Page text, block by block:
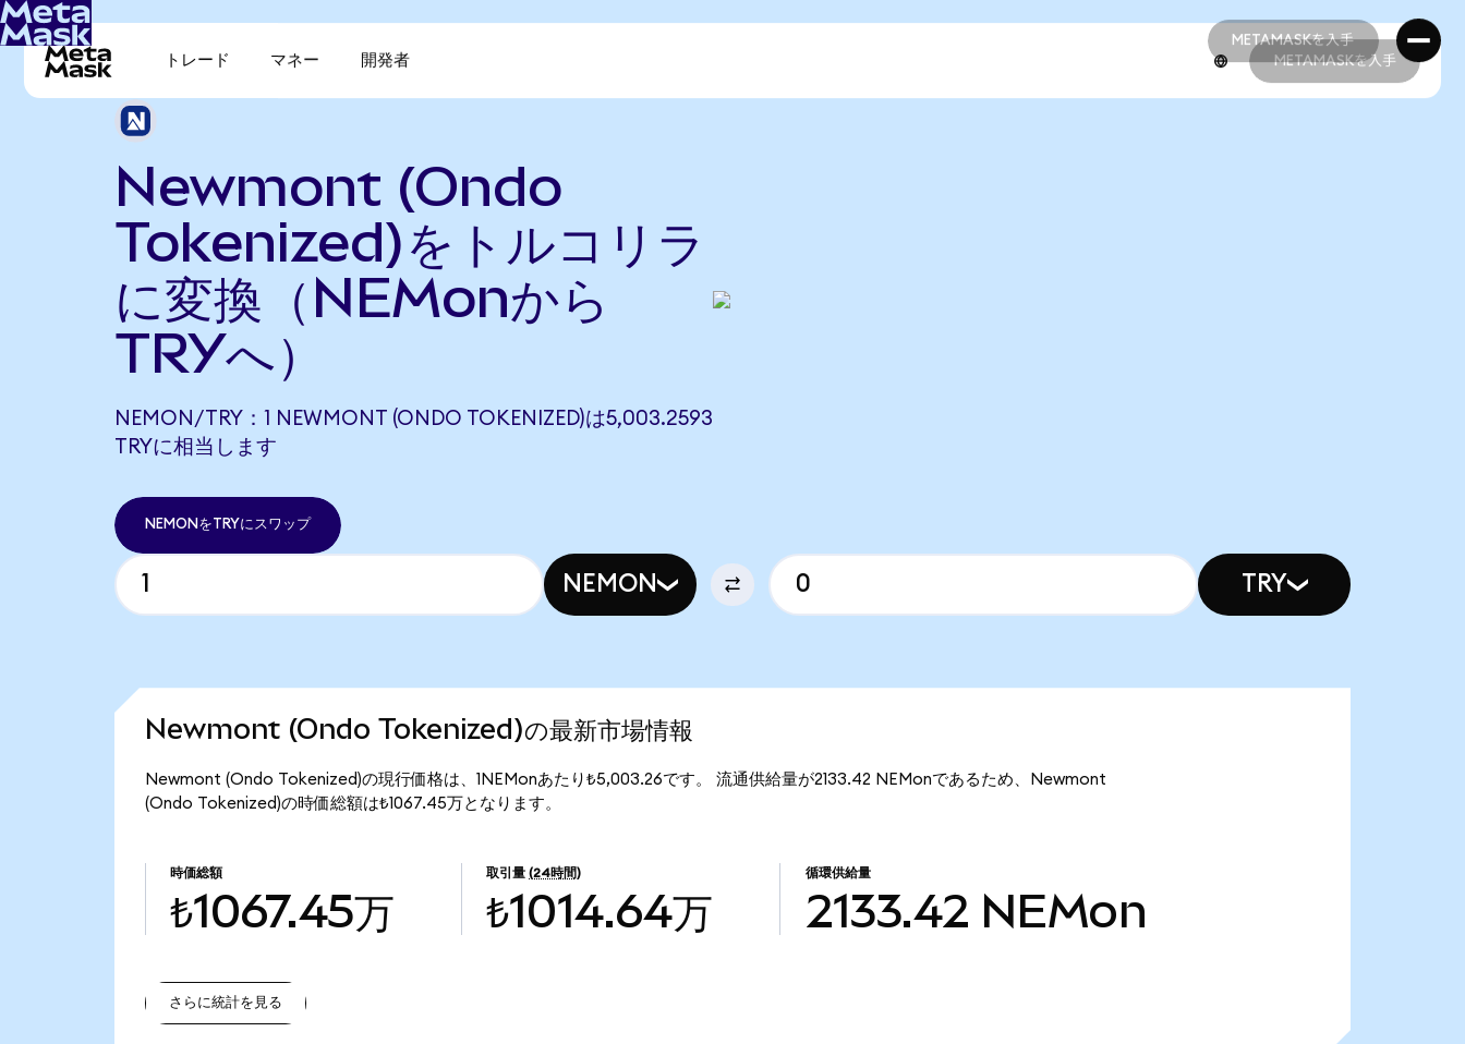
METAMASKを入手
METAMASKを入手
トレード マネー 開発者 METAMASKを入手
Newmont (Ondo
Tokenized)をトルコリラ
に変換（NEMonから
TRYへ）
NEMON/TRY：1 NEWMONT (ONDO TOKENIZED)は5,003.2593
TRYに相当します
NEMONをTRYにスワップ
NEMON TRY
Newmont (Ondo Tokenized)の最新市場情報
Newmont (Ondo Tokenized)の現行価格は、1NEMonあたり₺5,003.26です。 流通供給量が2133.42 NEMonであるため、Newmont
(Ondo Tokenized)の時価総額は₺1067.45万となります。
時価総額
₺1067.45万
取引量 (24時間)
₺1014.64万
循環供給量
2133.42 NEMon
さらに統計を見る